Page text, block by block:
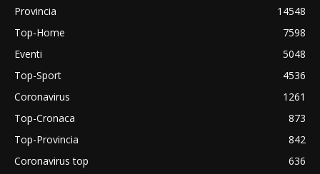
Provincia
14548
Top-Home
7598
Eventi
5048
Top-Sport
4536
Coronavirus
1261
Top-Cronaca
873
Top-Provincia
842
Coronavirus top
636